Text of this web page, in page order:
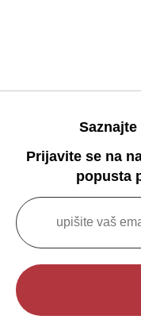
Prijavite se na
popusta